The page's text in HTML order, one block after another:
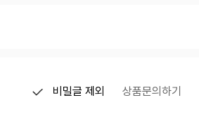
비밀글 제외 상품문의하기